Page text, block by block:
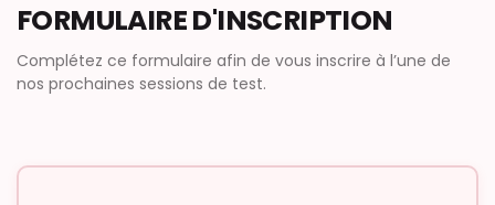
FORMULAIRE D'INSCRIPTION
Complétez ce formulaire afin de vous inscrire à l’une de
nos prochaines sessions de test.